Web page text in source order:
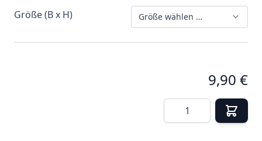
Größe (B x H) Größe wählen …
9,90 €
Menge